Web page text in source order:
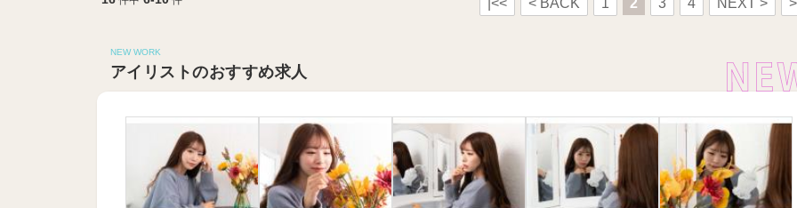
|<< < BACK 1 2 3 4 NEXT >
NEW WORK
アイリストのおすすめ求人